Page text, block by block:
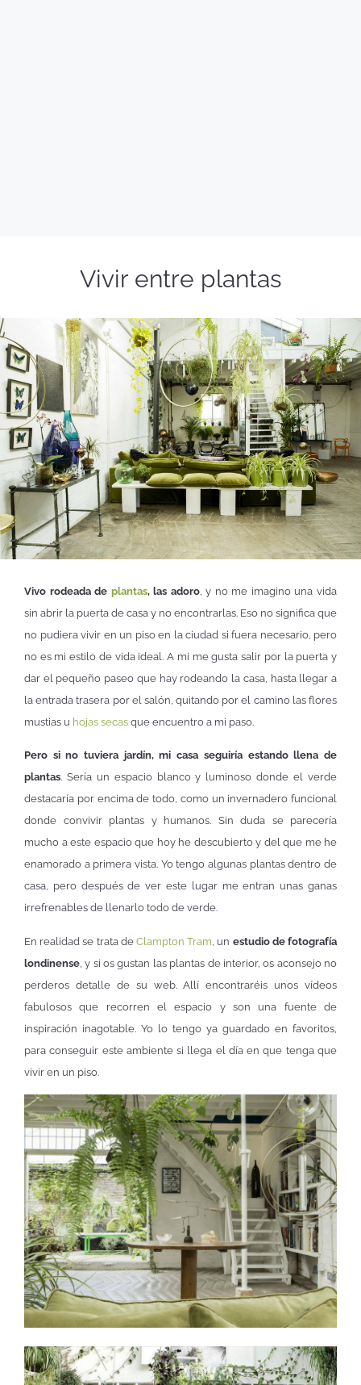
Vivir entre plantas
Vivo rodeada de plantas, las adoro, y no me imagino una vida
sin abrir la puerta de casa y no encontrarlas. Eso no significa que
no pudiera vivir en un piso en la ciudad si fuera necesario, pero
no es mi estilo de vida ideal. A mi me gusta salir por la puerta y
dar el pequeño paseo que hay rodeando la casa, hasta llegar a
la entrada trasera por el salón, quitando por el camino las flores
mustias u hojas secas que encuentro a mi paso.
Pero si no tuviera jardín, mi casa seguiría estando llena de
plantas. Sería un espacio blanco y luminoso donde el verde
destacaría por encima de todo, como un invernadero funcional
donde convivir plantas y humanos. Sin duda se parecería
mucho a este espacio que hoy he descubierto y del que me he
enamorado a primera vista. Yo tengo algunas plantas dentro de
casa, pero después de ver este lugar me entran unas ganas
irrefrenables de llenarlo todo de verde.
En realidad se trata de Clampton Tram , un estudio de fotografía
londinense , y si os gustan las plantas de interior, os aconsejo no
perderos detalle de su web. Allí encontraréis unos vídeos
fabulosos que recorren el espacio y son una fuente de
inspiración inagotable. Yo lo tengo ya guardado en favoritos,
para conseguir este ambiente si llega el día en que tenga que
vivir en un piso.